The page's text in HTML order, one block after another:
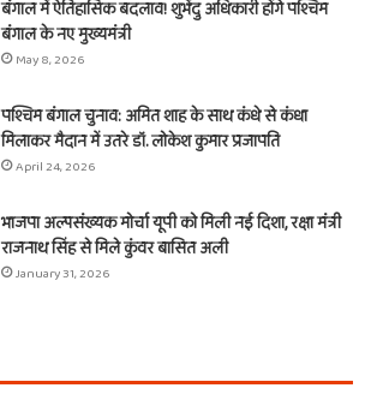
बंगाल में ऐतिहासिक बदलाव! शुभेंदु अधिकारी होंगे पश्चिम
बंगाल के नए मुख्यमंत्री
May 8, 2026
पश्चिम बंगाल चुनाव: अमित शाह के साथ कंधे से कंधा
मिलाकर मैदान में उतरे डॉ. लोकेश कुमार प्रजापति
April 24, 2026
भाजपा अल्पसंख्यक मोर्चा यूपी को मिली नई दिशा, रक्षा मंत्री
राजनाथ सिंह से मिले कुंवर बासित अली
January 31, 2026